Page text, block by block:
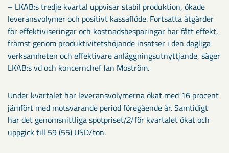
– LKAB:s tredje kvartal uppvisar stabil produktion, ökade
leveransvolymer och positivt kassaflöde. Fortsatta åtgärder
för effektiviseringar och kostnadsbesparingar har fått effekt,
främst genom produktivitetshöjande insatser i den dagliga
verksamheten och effektivare anläggningsutnyttjande, säger
LKAB:s vd och koncernchef Jan Moström.
Under kvartalet har leveransvolymerna ökat med 16 procent
jämfört med motsvarande period föregående år. Samtidigt
har det genomsnittliga spotpriset(2)för kvartalet ökat och
uppgick till 59 (55) USD/ton.